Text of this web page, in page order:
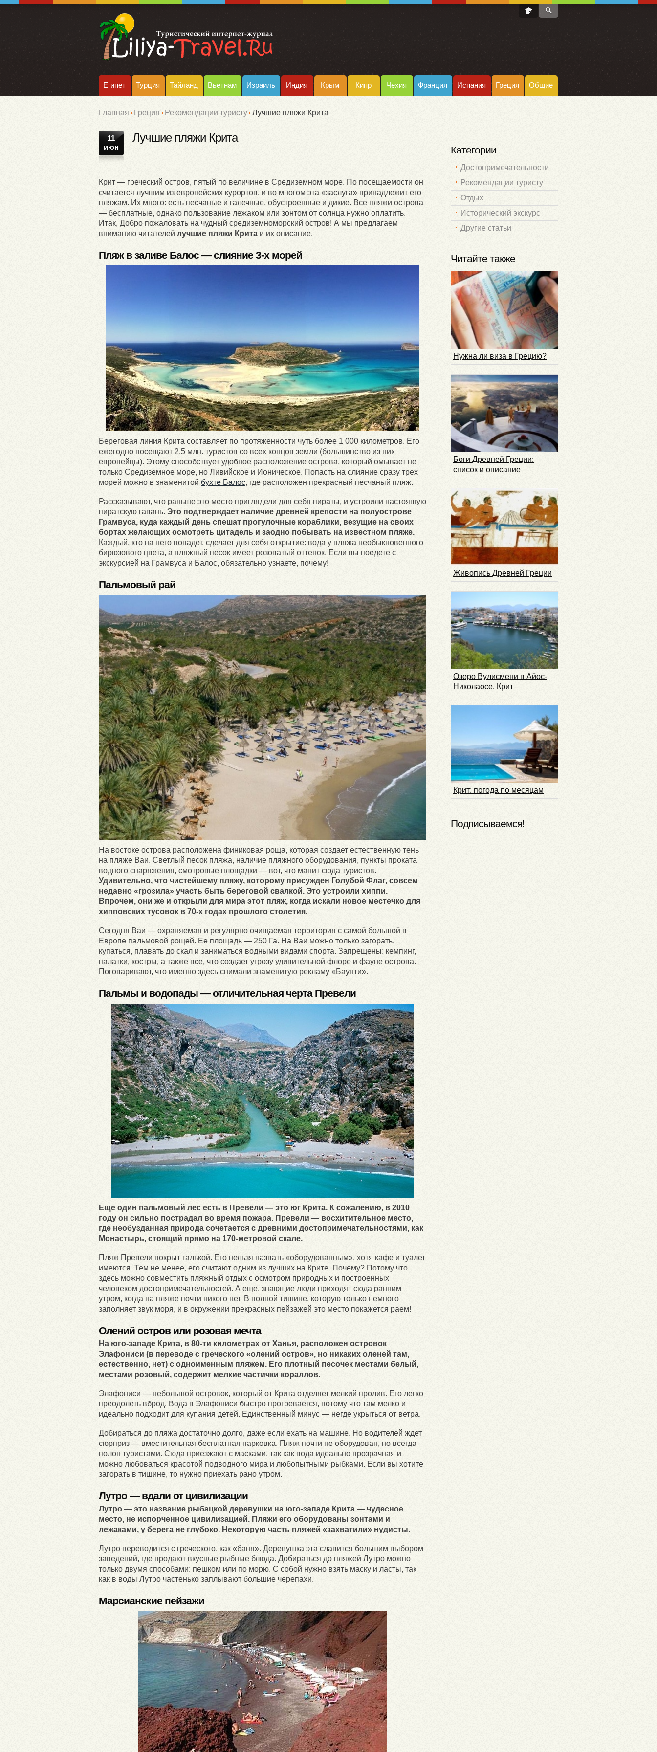
Египет Турция Тайланд Вьетнам Израиль Индия Крым Кипр Чехия Франция Испания Греция Общие
Главная Греция Рекомендации туристу Лучшие пляжи Крита
11
июн
Лучшие пляжи Крита
Крит — греческий остров, пятый по величине в Средиземном море. По посещаемости он
считается лучшим из европейских курортов, и во многом эта «заслуга» принадлежит его
пляжам. Их много: есть песчаные и галечные, обустроенные и дикие. Все пляжи острова
— бесплатные, однако пользование лежаком или зонтом от солнца нужно оплатить.
Итак, Добро пожаловать на чудный средиземноморский остров! А мы предлагаем
вниманию читателей лучшие пляжи Крита и их описание.
Пляж в заливе Балос — слияние 3-х морей
Береговая линия Крита составляет по протяженности чуть более 1 000 километров. Его
ежегодно посещают 2,5 млн. туристов со всех концов земли (большинство из них
европейцы). Этому способствует удобное расположение острова, который омывает не
только Средиземное море, но Ливийское и Ионическое. Попасть на слияние сразу трех
морей можно в знаменитой бухте Балос, где расположен прекрасный песчаный пляж.
Рассказывают, что раньше это место приглядели для себя пираты, и устроили настоящую
пиратскую гавань. Это подтверждает наличие древней крепости на полуострове
Грамвуса, куда каждый день спешат прогулочные кораблики, везущие на своих
бортах желающих осмотреть цитадель и заодно побывать на известном пляже.
Каждый, кто на него попадет, сделает для себя открытие: вода у пляжа необыкновенного
бирюзового цвета, а пляжный песок имеет розоватый оттенок. Если вы поедете с
экскурсией на Грамвуса и Балос, обязательно узнаете, почему!
Пальмовый рай
На востоке острова расположена финиковая роща, которая создает естественную тень
на пляже Ваи. Светлый песок пляжа, наличие пляжного оборудования, пункты проката
водного снаряжения, смотровые площадки — вот, что манит сюда туристов.
Удивительно, что чистейшему пляжу, которому присужден Голубой Флаг, совсем
недавно «грозила» участь быть береговой свалкой. Это устроили хиппи.
Впрочем, они же и открыли для мира этот пляж, когда искали новое местечко для
хипповских тусовок в 70-х годах прошлого столетия.
Сегодня Ваи — охраняемая и регулярно очищаемая территория с самой большой в
Европе пальмовой рощей. Ее площадь — 250 Га. На Ваи можно только загорать,
купаться, плавать до скал и заниматься водными видами спорта. Запрещены: кемпинг,
палатки, костры, а также все, что создает угрозу удивительной флоре и фауне острова.
Поговаривают, что именно здесь снимали знаменитую рекламу «Баунти».
Пальмы и водопады — отличительная черта Превели
Еще один пальмовый лес есть в Превели — это юг Крита. К сожалению, в 2010
году он сильно пострадал во время пожара. Превели — восхитительное место,
где необузданная природа сочетается с древними достопримечательностями, как
Монастырь, стоящий прямо на 170-метровой скале.
Пляж Превели покрыт галькой. Его нельзя назвать «оборудованным», хотя кафе и туалет
имеются. Тем не менее, его считают одним из лучших на Крите. Почему? Потому что
здесь можно совместить пляжный отдых с осмотром природных и построенных
человеком достопримечательностей. А еще, знающие люди приходят сюда ранним
утром, когда на пляже почти никого нет. В полной тишине, которую только немного
заполняет звук моря, и в окружении прекрасных пейзажей это место покажется раем!
Олений остров или розовая мечта
На юго-западе Крита, в 80-ти километрах от Ханья, расположен островок
Элафониси (в переводе с греческого «олений остров», но никаких оленей там,
естественно, нет) с одноименным пляжем. Его плотный песочек местами белый,
местами розовый, содержит мелкие частички кораллов.
Элафониси — небольшой островок, который от Крита отделяет мелкий пролив. Его легко
преодолеть вброд. Вода в Элафониси быстро прогревается, потому что там мелко и
идеально подходит для купания детей. Единственный минус — негде укрыться от ветра.
Добираться до пляжа достаточно долго, даже если ехать на машине. Но водителей ждет
сюрприз — вместительная бесплатная парковка. Пляж почти не оборудован, но всегда
полон туристами. Сюда приезжают с масками, так как вода идеально прозрачная и
можно любоваться красотой подводного мира и любопытными рыбками. Если вы хотите
загорать в тишине, то нужно приехать рано утром.
Лутро — вдали от цивилизации
Лутро — это название рыбацкой деревушки на юго-западе Крита — чудесное
место, не испорченное цивилизацией. Пляжи его оборудованы зонтами и
лежаками, у берега не глубоко. Некоторую часть пляжей «захватили» нудисты.
Лутро переводится с греческого, как «баня». Деревушка эта славится большим выбором
заведений, где продают вкусные рыбные блюда. Добираться до пляжей Лутро можно
только двумя способами: пешком или по морю. С собой нужно взять маску и ласты, так
как в воды Лутро частенько заплывают большие черепахи.
Марсианские пейзажи
Категории
Достопримечательности
Рекомендации туристу
Отдых
Исторический экскурс
Другие статьи
Читайте также
Нужна ли виза в Грецию?
Боги Древней Греции:
список и описание
Живопись Древней Греции
Озеро Вулисмени в Айос-
Николаосе. Крит
Крит: погода по месяцам
Подписываемся!